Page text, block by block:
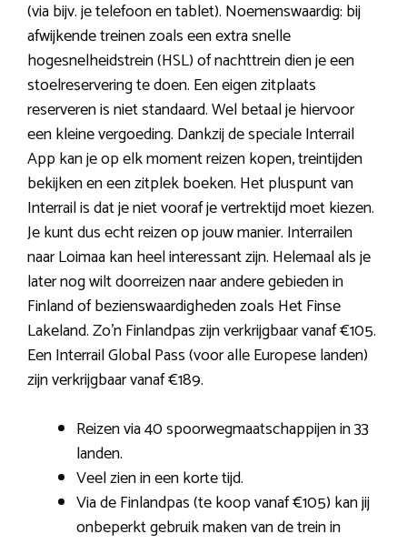
(via bijv. je telefoon en tablet). Noemenswaardig: bij
afwijkende treinen zoals een extra snelle
hogesnelheidstrein (HSL) of nachttrein dien je een
stoelreservering te doen. Een eigen zitplaats
reserveren is niet standaard. Wel betaal je hiervoor
een kleine vergoeding. Dankzij de speciale Interrail
App kan je op elk moment reizen kopen, treintijden
bekijken en een zitplek boeken. Het pluspunt van
Interrail is dat je niet vooraf je vertrektijd moet kiezen.
Je kunt dus echt reizen op jouw manier. Interrailen
naar Loimaa kan heel interessant zijn. Helemaal als je
later nog wilt doorreizen naar andere gebieden in
Finland of bezienswaardigheden zoals Het Finse
Lakeland. Zo’n Finlandpas zijn verkrijgbaar vanaf €105.
Een Interrail Global Pass (voor alle Europese landen)
zijn verkrijgbaar vanaf €189.
Reizen via 40 spoorwegmaatschappijen in 33
landen.
Veel zien in een korte tijd.
Via de Finlandpas (te koop vanaf €105) kan jij
onbeperkt gebruik maken van de trein in